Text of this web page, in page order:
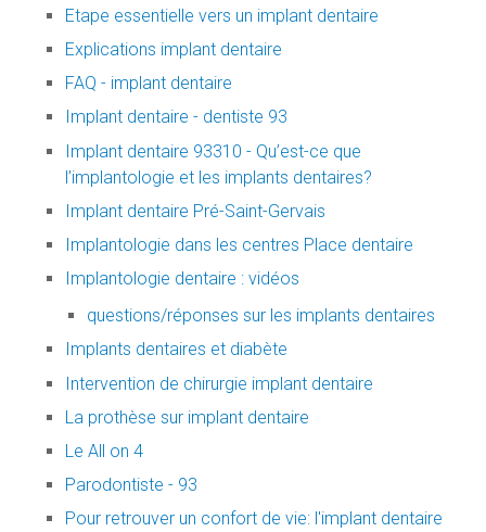
Etape essentielle vers un implant dentaire
Explications implant dentaire
FAQ - implant dentaire
Implant dentaire - dentiste 93
Implant dentaire 93310 - Qu’est-ce que
l’implantologie et les implants dentaires?
Implant dentaire Pré-Saint-Gervais
Implantologie dans les centres Place dentaire
Implantologie dentaire : vidéos
questions/réponses sur les implants dentaires
Implants dentaires et diabète
Intervention de chirurgie implant dentaire
La prothèse sur implant dentaire
Le All on 4
Parodontiste - 93
Pour retrouver un confort de vie: l'implant dentaire